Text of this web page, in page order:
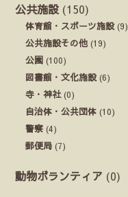
公共施設 (150)
体育館・スポーツ施設(9)
公共施設その他 (19)
公園 (100)
図書館・文化施設(6)
寺・神社(0)
自治体・公共団体 (10)
警察 (4)
郵便局 (7)
動物ボランティア (0)